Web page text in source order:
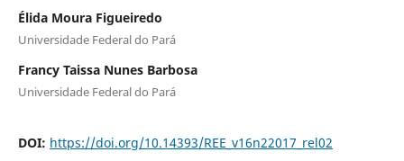
Élida Moura Figueiredo
Universidade Federal do Pará
Francy Taissa Nunes Barbosa
Universidade Federal do Pará
DOI: https://doi.org/10.14393/REE_v16n22017_rel02